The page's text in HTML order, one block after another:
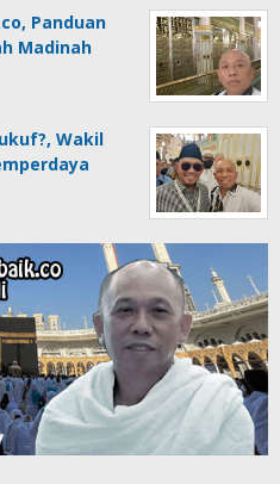
Panduan
Madinah
Wakil